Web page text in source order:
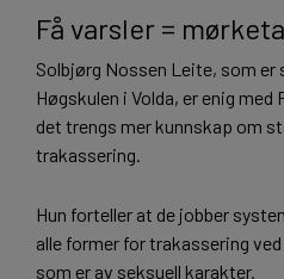
Få varsler =
Solbjørg Nossen Leite, som er
Høgskulen i Volda, er enig
det trengs mer kunnskap om
trakassering.
Hun forteller at de jobber
alle former for trakassering
som er av seksuell karakter.